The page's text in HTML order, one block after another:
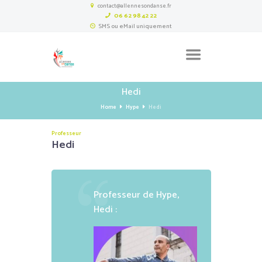
contact@allennesondanse.fr
06 62 98 42 22
SMS ou eMail uniquement
Hedi
Home Hype Hedi
Professeur
Hedi
Professeur de Hype,
Hedi :